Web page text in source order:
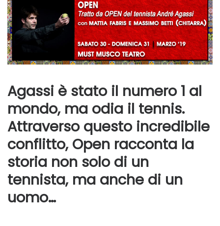
Agassi è stato il numero 1 al
mondo, ma odia il tennis.
Attraverso questo incredibile
conflitto, Open racconta la
storia non solo di un
tennista, ma anche di un
uomo…